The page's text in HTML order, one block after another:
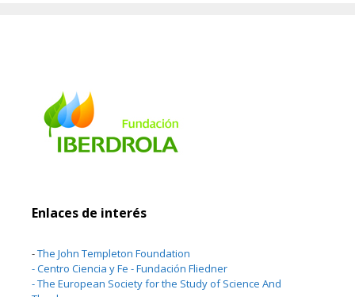
Enlaces de interés
-The John Templeton Foundation
-Centro Ciencia y Fe - Fundación Fliedner
-The European Society for the Study of Science And